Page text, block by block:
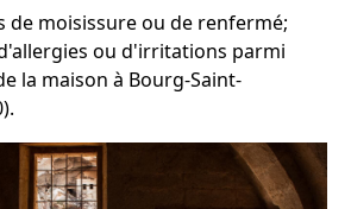
de moisissure ou de renfermé;
ou d'irritations parmi
la maison à Bourg-Saint-